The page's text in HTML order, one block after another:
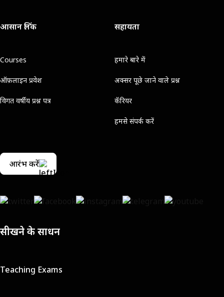
आसान लिंक
Courses
ऑफ़लाइन प्रवेश
विगत वर्षीय प्रश्न पत्र
सहायता
हमारे बारे में
अक्सर पूछे जाने वाले प्रश्न
कॅरियर
हमसे संपर्क करें
आरंभ करें
सीखने के साधन
Teaching Exams